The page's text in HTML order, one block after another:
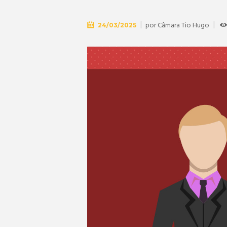
24/03/2025 porCâmara Tio Hugo